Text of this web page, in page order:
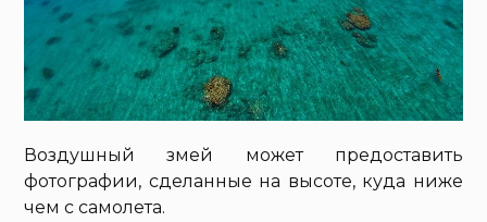
Воздушный змей может предоставить
фотографии, сделанные на высоте, куда ниже
чем с самолета.